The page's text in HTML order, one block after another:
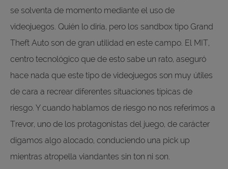
se solventa de momento mediante el uso de
videojuegos. Quién lo diría, pero los sandbox tipo Grand
Theft Auto son de gran utilidad en este campo. El MIT,
centro tecnológico que de esto sabe un rato, aseguró
hace nada que este tipo de videojuegos son muy útiles
de cara a recrear diferentes situaciones típicas de
riesgo. Y cuando hablamos de riesgo no nos referimos a
Trevor, uno de los protagonistas del juego, de carácter
digamos algo alocado, conduciendo una pick up
mientras atropella viandantes sin ton ni son.